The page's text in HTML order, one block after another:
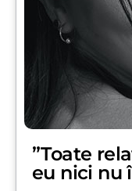
”Toate
eu nici nu